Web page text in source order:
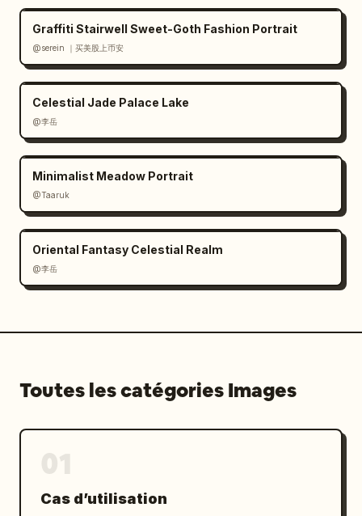
Graffiti Stairwell Sweet-Goth Fashion Portrait
@serein ｜买美股上币安
Celestial Jade Palace Lake
@李岳
Minimalist Meadow Portrait
@Taaruk
Oriental Fantasy Celestial Realm
@李岳
Toutes les catégories Images
Cas d’utilisation